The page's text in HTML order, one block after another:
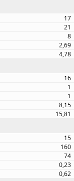
17
21
8
2,69
4,78
16
1
1
8,15
15,81
15
160
74
0,23
0,62